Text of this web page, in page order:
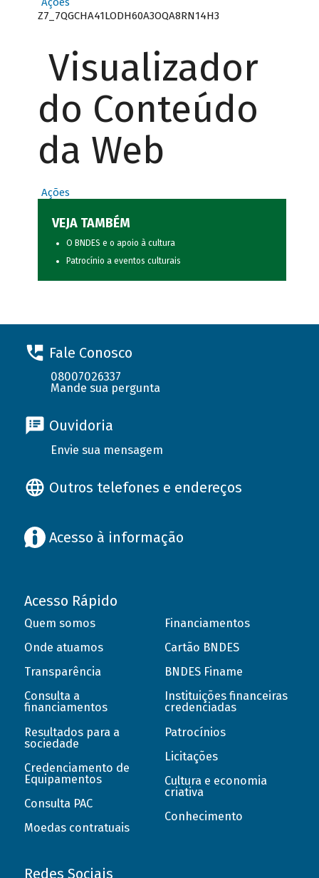
Z7_7QGCHA41LODH60A3OQA8RN14H3
Visualizador
do Conteúdo
da Web
Ações
VEJA TAMBÉM
O BNDES e o apoio à cultura
Patrocínio a eventos culturais
Fale Conosco
08007026337
Mande sua pergunta
Ouvidoria
Envie sua mensagem
Outros telefones e endereços
Acesso à informação
Acesso Rápido
Quem somos
Onde atuamos
Transparência
Consulta a
financiamentos
Resultados para a
sociedade
Credenciamento de
Equipamentos
Consulta PAC
Moedas contratuais
Financiamentos
Cartão BNDES
BNDES Finame
Instituições financeiras
credenciadas
Patrocínios
Licitações
Cultura e economia
criativa
Conhecimento
Redes Sociais